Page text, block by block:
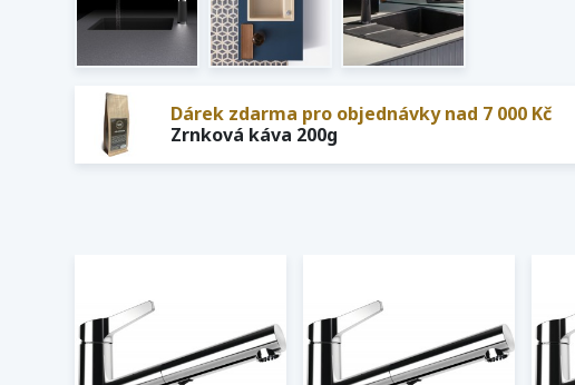
Dárek zdarma pro objednávky nad 7 000 Kč
Zrnková káva 200g